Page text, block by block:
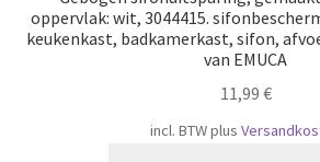
oppervlak: wit, 3044415.
keukenkast, badkamerkast, sifon,
van EMUCA
11,99 €
incl. BTWplus